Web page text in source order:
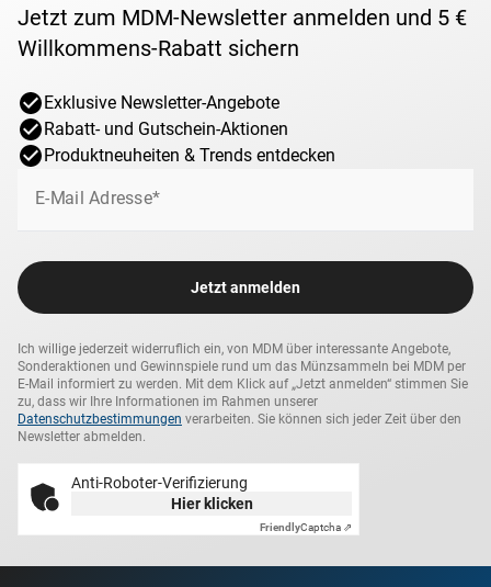
Jetzt zum MDM-Newsletter anmelden und 5 €
Willkommens-Rabatt sichern
Exklusive Newsletter-Angebote
Rabatt- und Gutschein-Aktionen
Produktneuheiten & Trends entdecken
E-Mail Adresse*
Jetzt anmelden
Ich willige jederzeit widerruflich ein, von MDM über interessante Angebote,
Sonderaktionen und Gewinnspiele rund um das Münzsammeln bei MDM per
E-Mail informiert zu werden. Mit dem Klick auf „Jetzt anmelden“ stimmen Sie
zu, dass wir Ihre Informationen im Rahmen unserer
Datenschutzbestimmungen verarbeiten. Sie können sich jeder Zeit über den
Newsletter abmelden.
Anti-Roboter-Verifizierung
Hier klicken
FriendlyCaptcha ⇗